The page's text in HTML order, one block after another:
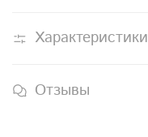
Характеристики
Отзывы